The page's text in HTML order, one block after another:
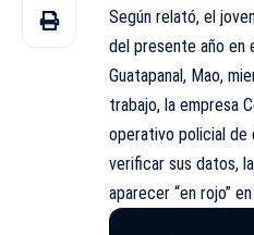
Según relató, el
del presente año en
Guatapanal, Mao,
trabajo, la empresa
operativo policial de
verificar sus datos,
aparecer “en rojo”